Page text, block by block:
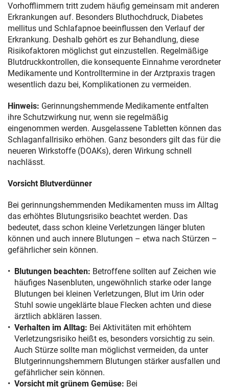
Vorhofflimmern tritt zudem häufig gemeinsam mit anderen
Erkrankungen auf. Besonders Bluthochdruck, Diabetes
mellitus und Schlafapnoe beeinflussen den Verlauf der
Erkrankung. Deshalb gehört es zur Behandlung, diese
Risikofaktoren möglichst gut einzustellen. Regelmäßige
Blutdruckkontrollen, die konsequente Einnahme verordneter
Medikamente und Kontrolltermine in der Arztpraxis tragen
wesentlich dazu bei, Komplikationen zu vermeiden.
Hinweis: Gerinnungshemmende Medikamente entfalten
ihre Schutzwirkung nur, wenn sie regelmäßig
eingenommen werden. Ausgelassene Tabletten können das
Schlaganfallrisiko erhöhen. Ganz besonders gilt das für die
neueren Wirkstoffe (DOAKs), deren Wirkung schnell
nachlässt.
Vorsicht Blutverdünner
Bei gerinnungshemmenden Medikamenten muss im Alltag
das erhöhtes Blutungsrisiko beachtet werden. Das
bedeutet, dass schon kleine Verletzungen länger bluten
können und auch innere Blutungen – etwa nach Stürzen –
gefährlicher sein können.
Blutungen beachten: Betroffene sollten auf Zeichen wie
häufiges Nasenbluten, ungewöhnlich starke oder lange
Blutungen bei kleinen Verletzungen, Blut im Urin oder
Stuhl sowie ungeklärte blaue Flecken achten und diese
ärztlich abklären lassen.
Verhalten im Alltag: Bei Aktivitäten mit erhöhtem
Verletzungsrisiko heißt es, besonders vorsichtig zu sein.
Auch Stürze sollte man möglichst vermeiden, da unter
Blutgerinnungshemmern Blutungen stärker ausfallen und
gefährlicher sein können.
Vorsicht mit grünem Gemüse: Bei